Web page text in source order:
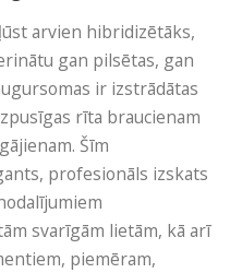
arvien hibridizētāks,
gan pilsētas, gan
ir izstrādātas
rīta braucienam
Šīm
profesionāls izskats
svarīgām lietām, kā arī
piemēram,